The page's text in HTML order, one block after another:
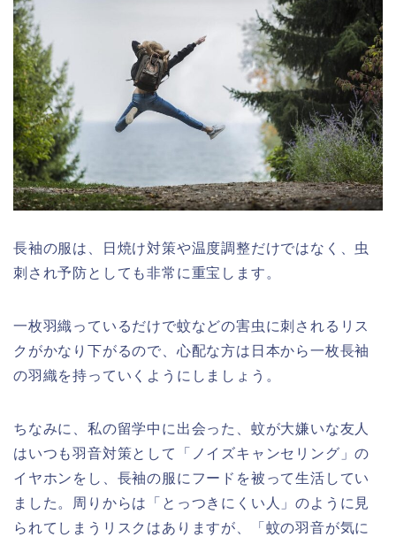
長袖の服は、日焼け対策や温度調整だけではなく、虫
刺され予防としても非常に重宝します。
一枚羽織っているだけで蚊などの害虫に刺されるリス
クがかなり下がるので、心配な方は日本から一枚長袖
の羽織を持っていくようにしましょう。
ちなみに、私の留学中に出会った、蚊が大嫌いな友人
はいつも羽音対策として「ノイズキャンセリング」の
イヤホンをし、長袖の服にフードを被って生活してい
ました。周りからは「とっつきにくい人」のように見
られてしまうリスクはありますが、「蚊の羽音が気に